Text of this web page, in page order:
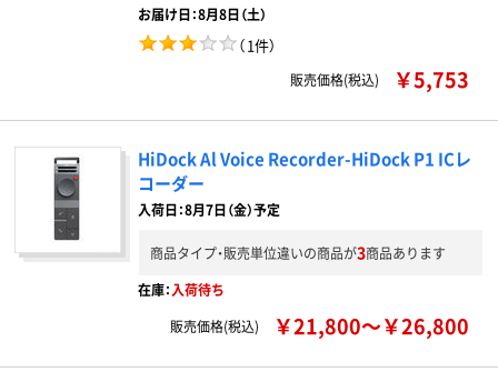
お届け日：8月8日（土）
（1件）
販売価格(税込) ￥5,753
HiDock Al Voice Recorder-HiDock P1 ICレ
コーダー
入荷日：8月7日（金）予定
商品タイプ・販売単位違いの商品が3商品あります
在庫：入荷待ち
販売価格(税込)
￥21,800～￥26,800